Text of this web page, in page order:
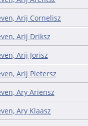
Arij Cornelisz
Arij Driksz
Arij Jorisz
Arij Pietersz
Ary Ariensz
Ary Klaasz